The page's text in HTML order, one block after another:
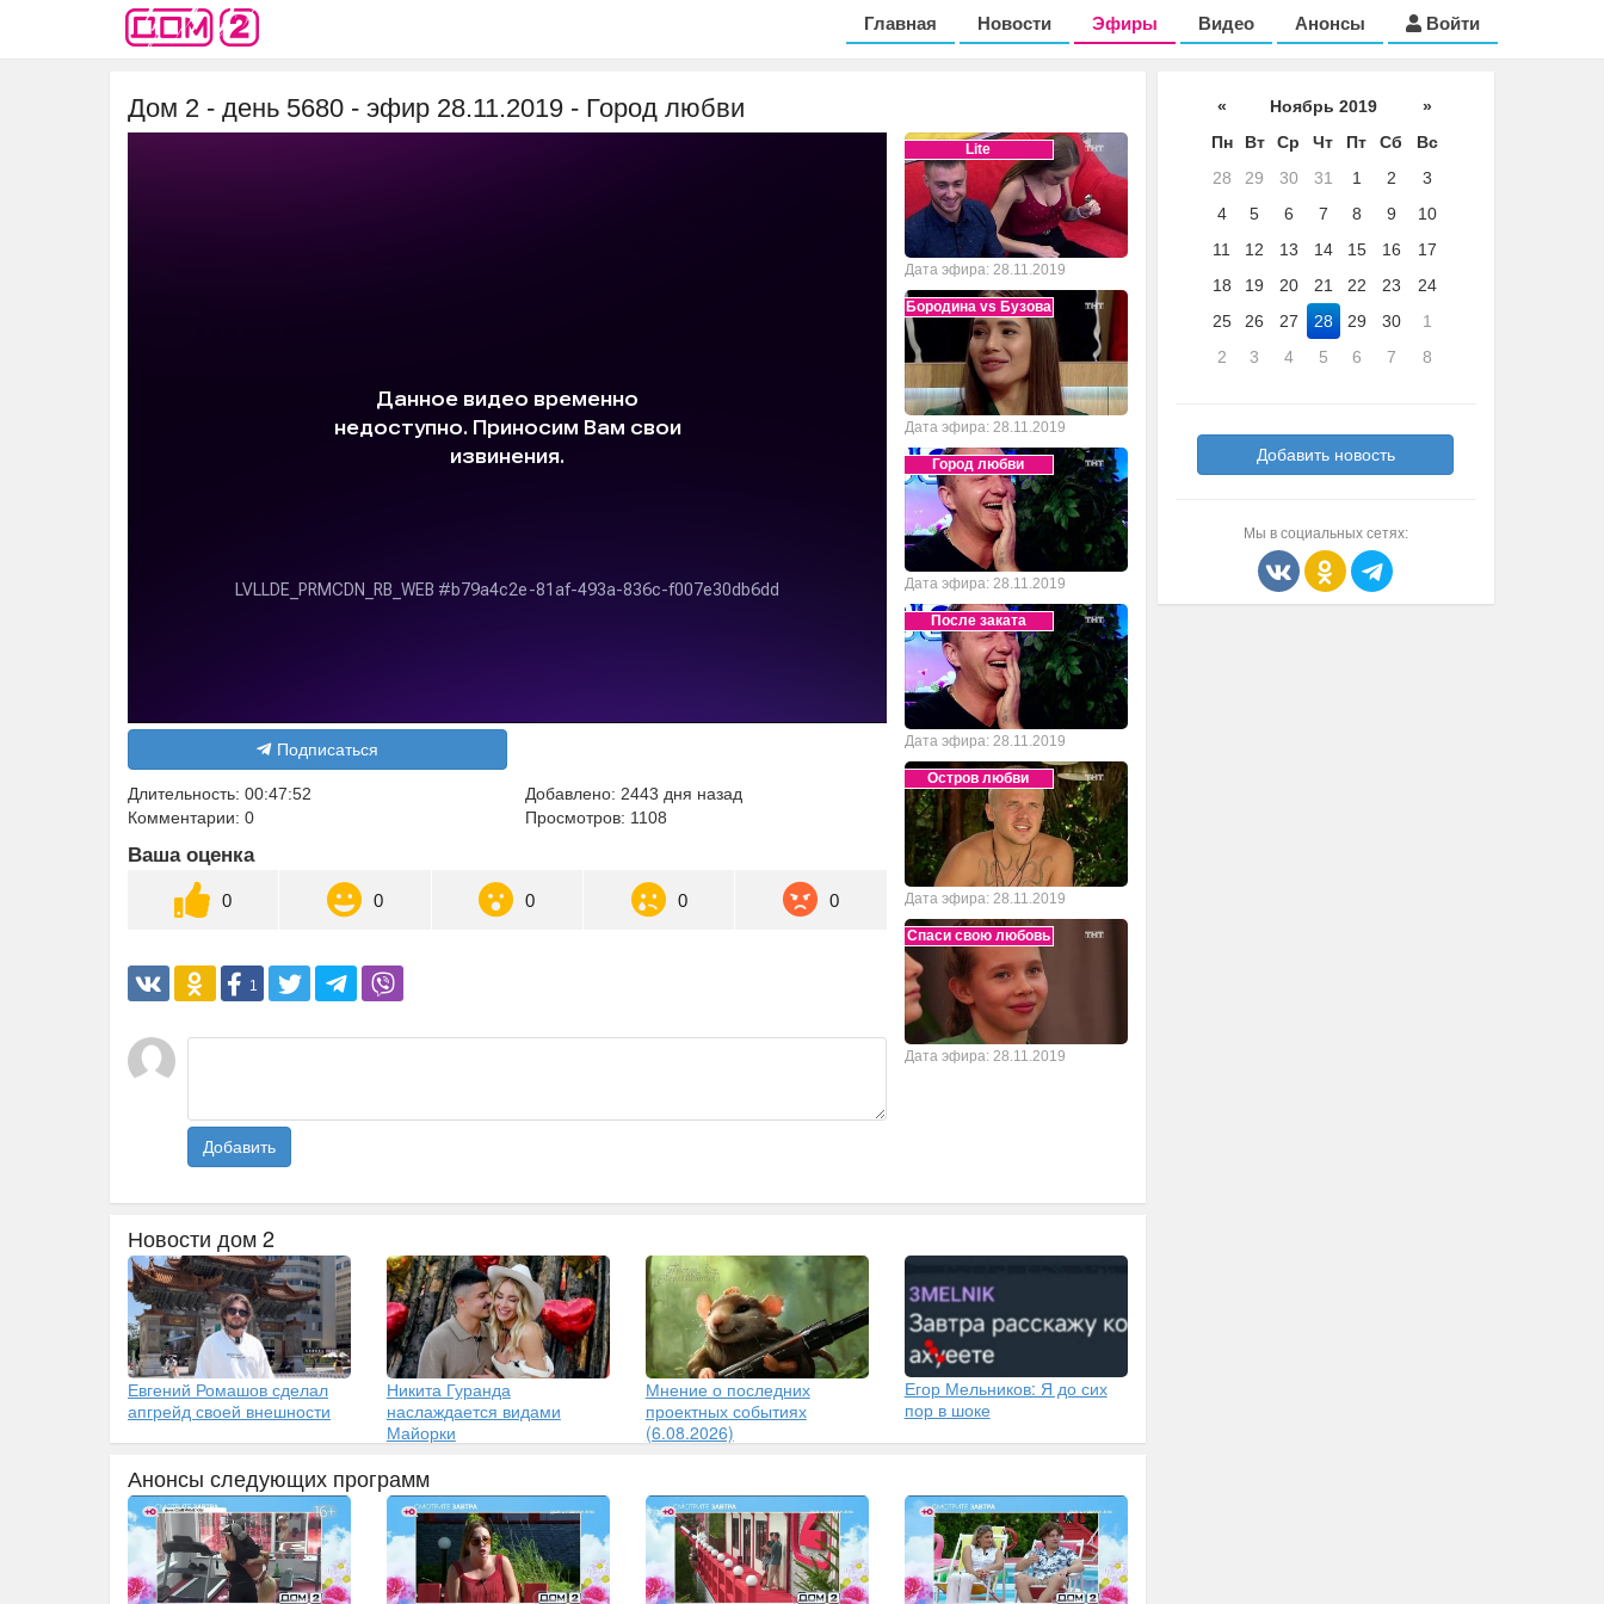
Главная Новости Эфиры Видео Анонсы Войти
Дом 2 - день 5680 - эфир 28.11.2019 - Город любви
Подписаться
Длительность: 00:47:52
Комментарии: 0
Добавлено: 2443 дня назад
Просмотров: 1108
Ваша оценка
0 0 0 0 0
1
Добавить
Lite
Дата эфира: 28.11.2019
Бородина vs Бузова
Дата эфира: 28.11.2019
Город любви
Дата эфира: 28.11.2019
После заката
Дата эфира: 28.11.2019
Остров любви
Дата эфира: 28.11.2019
Спаси свою любовь
Дата эфира: 28.11.2019
Новости дом 2
Евгений Ромашов сделал
апгрейд своей внешности
Никита Гуранда
наслаждается видами
Майорки
Мнение о последних
проектных событиях
(6.08.2026)
Егор Мельников: Я до сих
пор в шоке
Анонсы следующих программ
« Ноябрь 2019
»
Пн
Вт Ср Чт Пт Сб
Вс
28
29 30 31 1 2
3
4
5 6 7 8 9
10
11
12 13 14 15 16
17
18
19 20 21 22 23
24
25
26 27 28 29 30
1
2
3 4 5 6 7 8
Добавить новость
Мы в социальных сетях: